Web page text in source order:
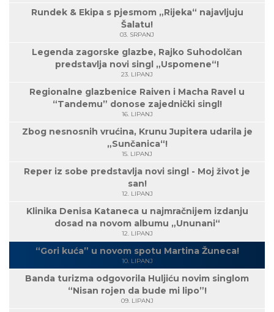
Rundek & Ekipa s pjesmom „Rijeka“ najavljuju
Šalatu!
03. SRPANJ
Legenda zagorske glazbe, Rajko Suhodolčan
predstavlja novi singl „Uspomene“!
23. LIPANJ
Regionalne glazbenice Raiven i Macha Ravel u
“Tandemu” donose zajednički singl!
16. LIPANJ
Zbog nesnosnih vrućina, Krunu Jupitera udarila je
„Sunčanica“!
15. LIPANJ
Reper iz sobe predstavlja novi singl - Moj život je
san!
12. LIPANJ
Klinika Denisa Kataneca u najmračnijem izdanju
dosad na novom albumu „Ununani“
12. LIPANJ
“Gori kuća” u novom spotu Martina Žuneca!
10. LIPANJ
Banda turizma odgovorila Huljiću novim singlom
“Nisan rojen da bude mi lipo”!
09. LIPANJ